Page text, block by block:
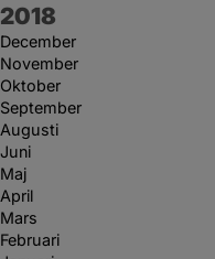
År:
2018
December
November
Oktober
September
Augusti
Juni
Maj
April
Mars
Februari